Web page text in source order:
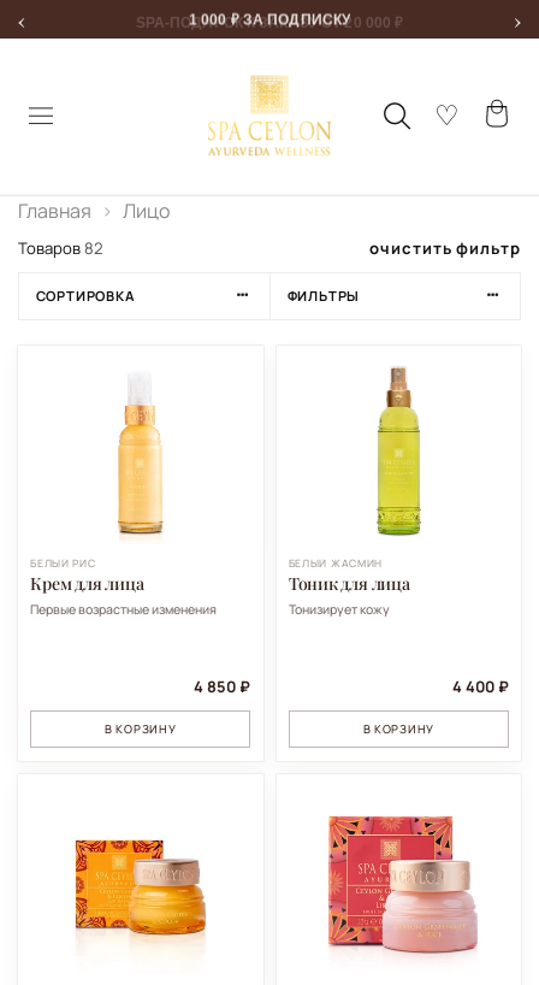
‹ 1 000 ₽ ЗА ПОДПИСКУ ›
Главная Лицо
Товаров82 очистить фильтр
СОРТИРОВКА ФИЛЬТРЫ
БЕЛЫЙ РИС
Крем для лица
Первые возрастные изменения
4 850 ₽
В КОРЗИНУ
БЕЛЫЙ ЖАСМИН
Тоник для лица
Тонизирует кожу
4 400 ₽
В КОРЗИНУ